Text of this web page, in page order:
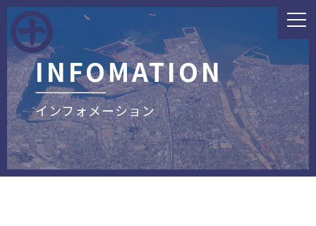
INFOMATION
インフォメーション